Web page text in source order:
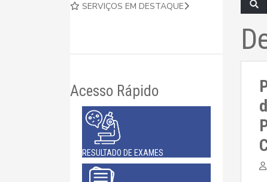
SERVIÇOS EM DESTAQUE
Acesso Rápido
RESULTADO DE EXAMES